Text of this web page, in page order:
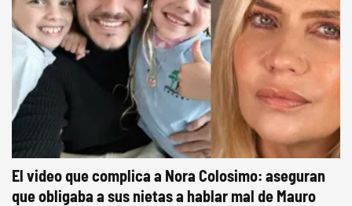
El video que complica a Nora Colosimo: aseguran
que obligaba a sus nietas a hablar mal de Mauro